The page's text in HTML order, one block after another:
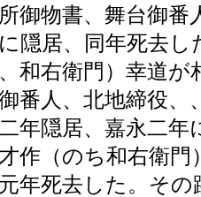
御物書、舞台御番
隠居、同年死去
和右衛門）幸道が
番人、北地締役、
年隠居、嘉永二年
作（のち和右衛
年死去した。そ